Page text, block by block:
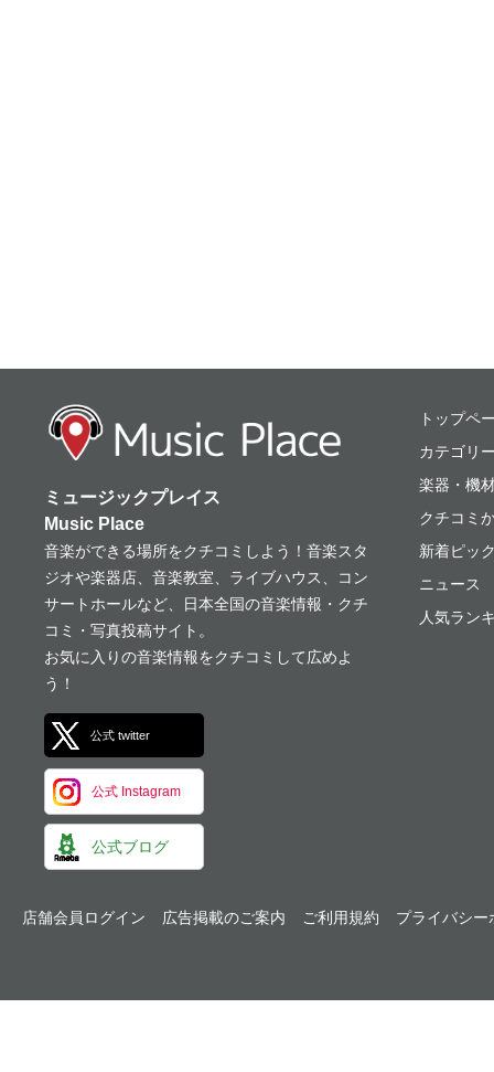
ミュージックプレ
ミュージックプレイス
Music Place
音楽ができる場所をクチコミしよう！音楽スタ
ジオや楽器店、音楽教室、ライブハウス、コン
サートホールなど、日本全国の音楽情報・クチ
コミ・写真投稿サイト。
お気に入りの音楽情報をクチコミして広めよ
う！
公式 twitter
公式 Instagram
公式ブログ
トップペ
カテゴリ
楽器・機
クチコミ
新着ピッ
ニュース
人気ラン
店舗会員ログイン 広告掲載のご案内 ご利用規約 プライバシー